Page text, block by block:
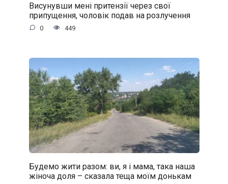
Висунувши мені притензії через свої
припущення, чоловік подав на розлучення
0 449
Будемо жити разом: ви, я і мама, така наша
жіноча доля – сказала теща моїм донькам